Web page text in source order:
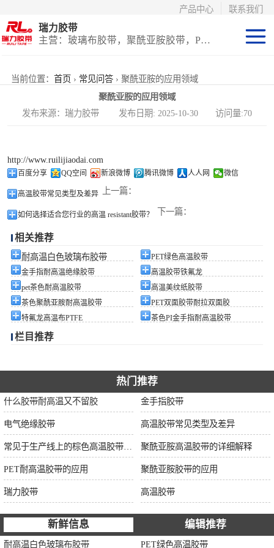
联系我们
产品中心
瑞力胶带
主营：玻璃布胶带，聚酰亚胺胶带，PET高温胶带，耐高温保护膜
当前位置： 首页 › 常见问答 › 聚酰亚胺的应用领域
聚酰亚胺的应用领域
发布来源：瑞力胶带 发布日期: 2025-10-30 访问量:70
http://www.ruilijiaodai.com
百度分享 QQ空间 新浪微博 腾讯微博 人人网 微信
上一篇：
高温胶带常见类型及差异
下一篇：
如何选择适合您行业的高温 resistant胶带？
相关推荐
耐高温白色玻璃布胶带
PET绿色高温胶带
金手指耐高温绝缘胶带
高温胶带铁氟龙
pet茶色耐高温胶带
高温美纹纸胶带
茶色聚酰亚胺耐高温胶带
PET双面胶带耐拉双面胶
特氟龙高温布PTFE
茶色PI金手指耐高温胶带
栏目推荐
热门推荐
什么胶带耐高温又不留胶 金手指胶带
电气绝缘胶带 高温胶带常见类型及差异
聚酰亚胺高温胶带的详细解释
PET耐高温胶带的应用 聚酰亚胺胶带的应用
瑞力胶带 高温胶带
新鲜信息 编辑推荐
耐高温白色玻璃布胶带 PET绿色高温胶带
聚酰亚胺系列
玻璃布胶带（特
（保护膜）
等离子热喷涂胶
带
防火陶瓷化硅胶
带